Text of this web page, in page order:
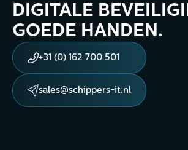
DIGITALE
GOEDE HANDEN.
+31 (0) 162 700 501
sales@schippers-it.nl